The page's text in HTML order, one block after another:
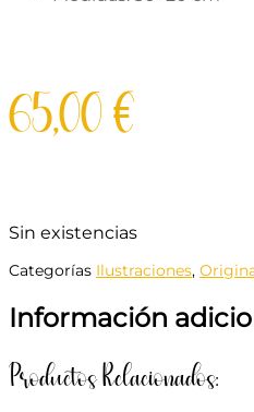
65,00€
Sin existencias
Categorías Ilustraciones,
Información
Productos Relacionados: